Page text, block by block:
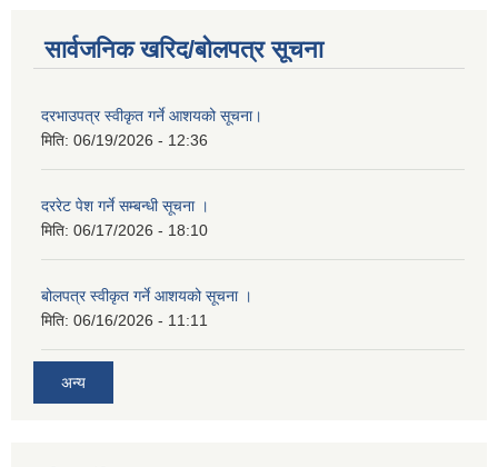
सार्वजनिक खरिद/बोलपत्र सूचना
दरभाउपत्र स्वीकृत गर्ने आशयको सूचना।
मिति: 06/19/2026 - 12:36
दररेट पेश गर्ने सम्बन्धी सूचना ।
मिति: 06/17/2026 - 18:10
बोलपत्र स्वीकृत गर्ने आशयको सूचना ।
मिति: 06/16/2026 - 11:11
अन्य